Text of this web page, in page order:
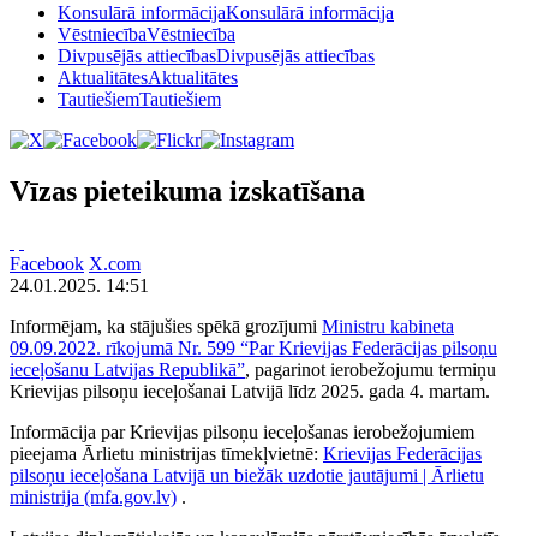
Konsulārā informācijaKonsulārā informācija
VēstniecībaVēstniecība
Divpusējās attiecībasDivpusējās attiecības
AktualitātesAktualitātes
TautiešiemTautiešiem
Vīzas pieteikuma izskatīšana
Facebook X.com
24.01.2025. 14:51
Informējam, ka stājušies spēkā grozījumi Ministru kabineta
09.09.2022. rīkojumā Nr. 599 “Par Krievijas Federācijas pilsoņu
ieceļošanu Latvijas Republikā”, pagarinot ierobežojumu termiņu
Krievijas pilsoņu ieceļošanai Latvijā līdz 2025. gada 4. martam.
Informācija par Krievijas pilsoņu ieceļošanas ierobežojumiem
pieejama Ārlietu ministrijas tīmekļvietnē: Krievijas Federācijas
pilsoņu ieceļošana Latvijā un biežāk uzdotie jautājumi | Ārlietu
ministrija (mfa.gov.lv) .